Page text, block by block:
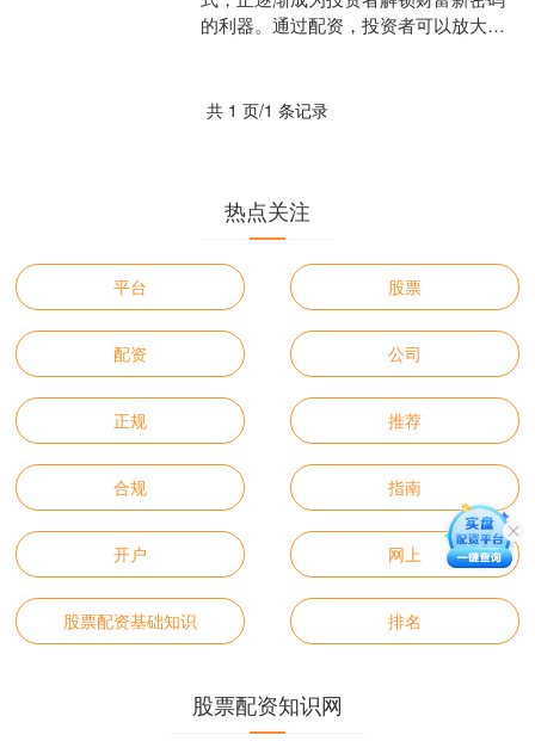
的利器。通过配资，投资者可以放大资
共 1 页/1 条记录
热点关注
平台 股票
配资 公司
正规 推荐
合规 指南
开户 网上
股票配资基础知识 排名
股票配资知识网